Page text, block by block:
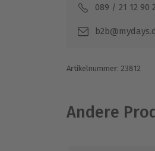
089 / 21 12 90
Artikelnummer: 23812
Andere